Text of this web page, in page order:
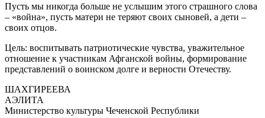
Пусть мы никогда больше не услышим этого страшного слова
– «война», пусть матери не теряют своих сыновей, а дети –
своих отцов.
Цель: воспитывать патриотические чувства, уважительное
отношение к участникам Афганской войны, формирование
представлений о воинском долге и верности Отечеству.
ШАХГИРЕЕВА
АЭЛИТА
Министерство культуры Чеченской Республики